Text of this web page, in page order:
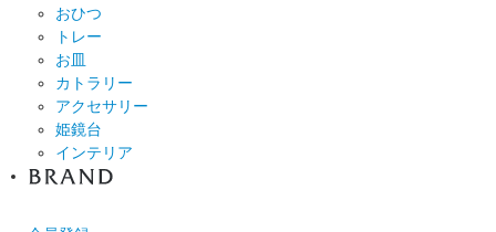
おひつ
トレー
お皿
カトラリー
アクセサリー
姫鏡台
インテリア